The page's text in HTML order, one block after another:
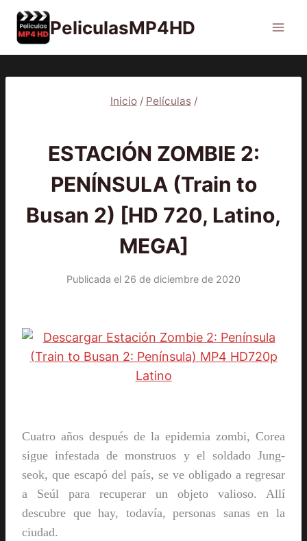
Saltar
contenido
PeliculasMP4HD
Inicio / Películas /
ESTACIÓN ZOMBIE 2:
PENÍNSULA (Train to
Busan 2) [HD 720, Latino,
MEGA]
Publicada el 26 de diciembre de 2020
Cuatro años después de la epidemia zombi, Corea
sigue infestada de monstruos y el soldado Jung-
seok, que escapó del país, se ve obligado a regresar
a Seúl para recuperar un objeto valioso. Allí
descubre que hay, todavía, personas sanas en la
ciudad.